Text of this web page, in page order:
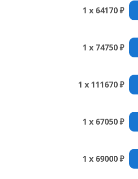
1 x 64170 ₽
1 x 74750 ₽
1 x 111670 ₽
1 x 67050 ₽
1 x 69000 ₽